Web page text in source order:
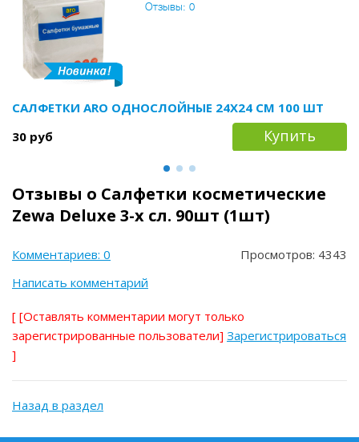
Отзывы: 0
САЛФЕТКИ ARO ОДНОСЛОЙНЫЕ 24Х24 СМ 100 ШТ
30 руб
Купить
Отзывы о Салфетки косметические
Zewa Deluxe 3-х сл. 90шт (1шт)
Комментариев: 0
Просмотров: 4343
Написать комментарий
[ [Оставлять комментарии могут только
зарегистрированные пользователи] Зарегистрироваться
]
Назад в раздел